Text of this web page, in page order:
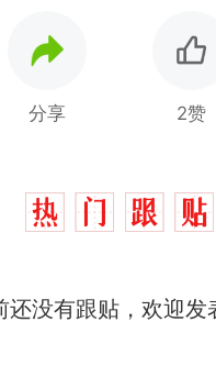
分享 2赞
还没有跟贴，欢迎发